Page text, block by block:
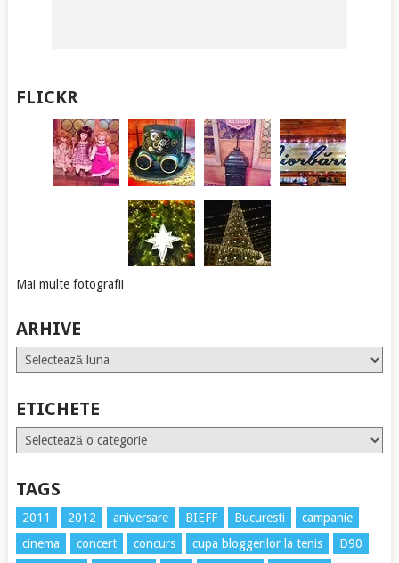
FLICKR
Mai multe fotografii
ARHIVE
Arhive
ETICHETE
Etichete
TAGS
2011 2012 aniversare BIEFF Bucuresti
campanie
cinema
concert concurs cupa bloggerilor la tenis
D90